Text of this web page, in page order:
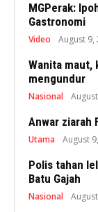
MGPerak:
Gastronomi
Video August 9,
Wanita maut,
mengundur
Nasional
Anwar ziarah
Utama August
Polis tahan
Batu Gajah
Nasional